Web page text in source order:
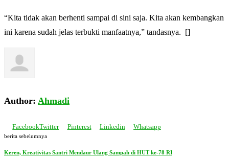
“Kita tidak akan berhenti sampai di sini saja. Kita akan kembangkan
ini karena sudah jelas terbukti manfaatnya,” tandasnya. []
Author: Ahmadi
FacebookTwitter Pinterest Linkedin Whatsapp
berita sebelumnya
Keren, Kreativitas Santri Mendaur Ulang Sampah di HUT ke-78 RI